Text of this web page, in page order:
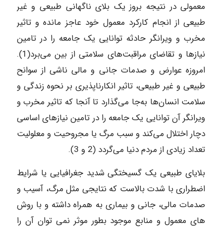
معمولی در نتیجه بروز یک بلای ناگهانی طبیعی و غیر
طبیعی از انجام کارکرد معمول خود عاجز مانده و تاثیر
مخرب و ویرانگر حادثه توانایی یک جامعه را در تامین
نیازها و تقاضای مراقبت‌های سلامتی از بین می‌برد(1).
امروزه‌ عوارض و صدمات جانی و مالی ناشی از سوانح
طبیعی و غیر طبیعی، تاثیر انکار‌ناپذیری بر نحوه زندگی و
سلامت انسان‌ها به‌جا می‌گذارد تا آنجا که تاثیر مخرب و
ویرانگر آن توانایی یک جامعه را در تامین نیازهای اساسی
دچار اختلال می‌کند و سبب مرگ یا مجروحیت و معلولیت
تعداد زیادی از مردم دنیا می‌گردد (2 و 3).
بلایای طبیعی یک گسیختگی شدید جغرافیایی یا شرایط
اضطراری با شدت بالاست که نتایجی مثل مرگ، آسیب و
صدمات مالی، جانی و بیماری به همراه داشته و با روش
های معمول و منابع موجود بطور موثر نمی توان آن را